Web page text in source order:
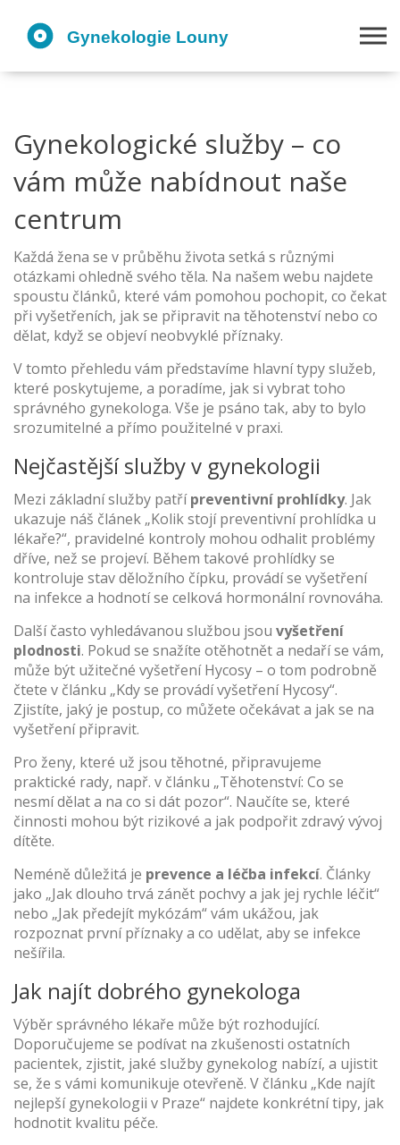
Gynekologické služby – co
vám může nabídnout naše
centrum
Každá žena se v průběhu života setká s různými
otázkami ohledně svého těla. Na našem webu najdete
spoustu článků, které vám pomohou pochopit, co čekat
při vyšetřeních, jak se připravit na těhotenství nebo co
dělat, když se objeví neobvyklé příznaky.
V tomto přehledu vám představíme hlavní typy služeb,
které poskytujeme, a poradíme, jak si vybrat toho
správného gynekologa. Vše je psáno tak, aby to bylo
srozumitelné a přímo použitelné v praxi.
Nejčastější služby v gynekologii
Mezi základní služby patřípreventivní prohlídky. Jak
ukazuje náš článek „Kolik stojí preventivní prohlídka u
lékaře?“, pravidelné kontroly mohou odhalit problémy
dříve, než se projeví. Během takové prohlídky se
kontroluje stav děložního čípku, provádí se vyšetření
na infekce a hodnotí se celková hormonální rovnováha.
Další často vyhledávanou službou jsou vyšetření
plodnosti. Pokud se snažíte otěhotnět a nedaří se vám,
může být užitečné vyšetření Hycosy – o tom podrobně
čtete v článku „Kdy se provádí vyšetření Hycosy“.
Zjistíte, jaký je postup, co můžete očekávat a jak se na
vyšetření připravit.
Pro ženy, které už jsou těhotné, připravujeme
praktické rady, např. v článku „Těhotenství: Co se
nesmí dělat a na co si dát pozor“. Naučíte se, které
činnosti mohou být rizikové a jak podpořit zdravý vývoj
dítěte.
Neméně důležitá je prevence a léčba infekcí. Články
jako „Jak dlouho trvá zánět pochvy a jak jej rychle léčit“
nebo „Jak předejít mykózám“ vám ukážou, jak
rozpoznat první příznaky a co udělat, aby se infekce
nešířila.
Jak najít dobrého gynekologa
Výběr správného lékaře může být rozhodující.
Doporučujeme se podívat na zkušenosti ostatních
pacientek, zjistit, jaké služby gynekolog nabízí, a ujistit
se, že s vámi komunikuje otevřeně. V článku „Kde najít
nejlepší gynekologii v Praze“ najdete konkrétní tipy, jak
hodnotit kvalitu péče.